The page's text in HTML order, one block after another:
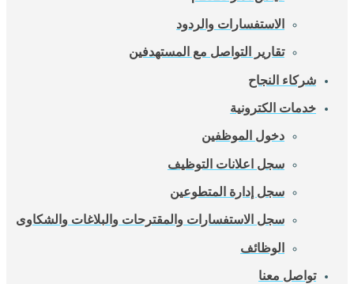
الاستفسارات والردود
تقارير التواصل مع المستهدفين
شركاء النجاح
خدمات الكترونية
دخول الموظفين
سجل اعلانات التوظيف
سجل إدارة المتطوعين
سجل الاستفسارات والمقترحات والبلاغات والشكاوى
الوظائف
تواصل معنا